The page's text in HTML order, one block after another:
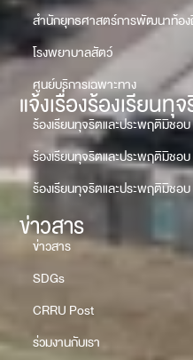
สำนักยุทธศาสตร์การพัฒนาท้อง
โรงพยาบาลสัตว์
ศูนย์บริการเฉพาะทาง
แจ้งเรื่องร้องเรียนทุ
ร้องเรียนทุจริตและประพฤติมิชอ
ร้องเรียนทุจริตและประพฤติมิชอ
ร้องเรียนทุจริตและประพฤติมิชอ
ข่าวสาร
ข่าวสาร
SDGs
CRRU Post
ร่วมงานกับเรา